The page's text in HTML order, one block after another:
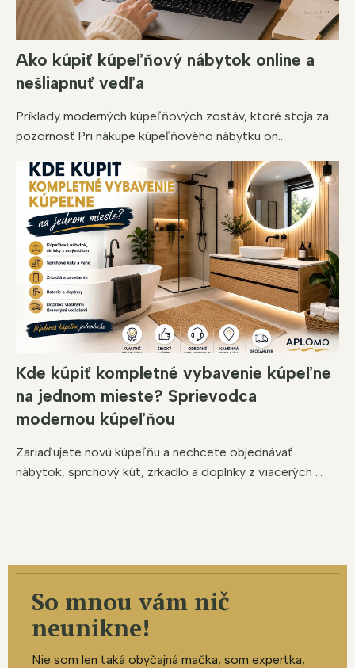
Ako kúpiť kúpeľňový nábytok online a
nešliapnuť vedľa
Príklady moderných kúpeľňových zostáv, ktoré stoja za
pozornosť Pri nákupe kúpeľňového nábytku on...
Kde kúpiť kompletné vybavenie kúpeľne
na jednom mieste? Sprievodca
modernou kúpeľňou
Zariaďujete novú kúpeľňu a nechcete objednávať
nábytok, sprchový kút, zrkadlo a doplnky z viacerých ...
So mnou vám nič
neunikne!
Nie som len taká obyčajná mačka, som expertka,